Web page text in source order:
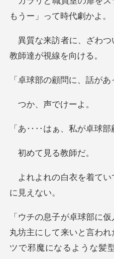
つ
問に、話があ
、声で
私が卓球部
て見る
てい
丸坊主にして来いと言わ